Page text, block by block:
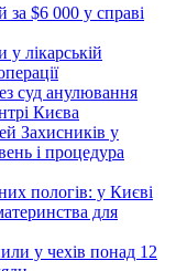
за $6 000 у справі
у лікарській
суд анулювання
Києва
Захисників у
і процедура
пологів: у Києві
для
у чехів понад 12